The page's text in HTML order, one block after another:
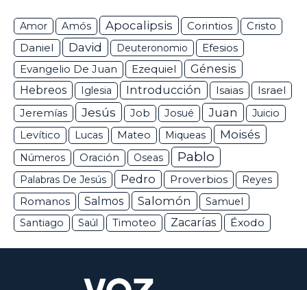
Amor Amós Apocalipsis Corintios Cristo
Daniel David Deuteronomio Efesios
Evangelio De Juan Ezequiel
Génesis
Hebreos
Iglesia Introducción Isaias Israel
Jeremías Jesús Job Josué Juan
Juicio
Levítico
Lucas Mateo Miqueas Moisés
Números Oración Oseas Pablo
Palabras De Jesús Pedro Proverbios Reyes
Romanos Salmos Salomón
Samuel
Santiago
Saúl Timoteo Zacarías Éxodo